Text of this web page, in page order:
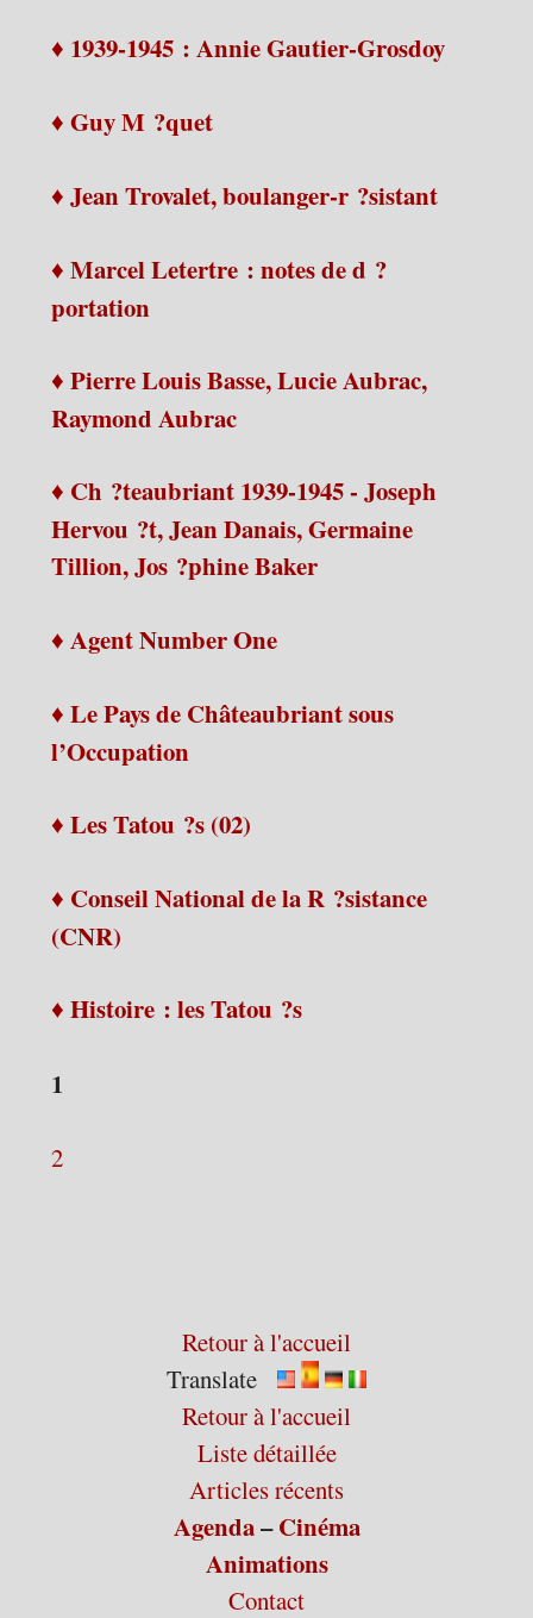
♦ 1939-1945 : Annie Gautier-Grosdoy
♦ Guy M ?quet
♦ Jean Trovalet, boulanger-r ?sistant
♦ Marcel Letertre : notes de d ?
portation
♦ Pierre Louis Basse, Lucie Aubrac,
Raymond Aubrac
♦ Ch ?teaubriant 1939-1945 - Joseph
Hervou ?t, Jean Danais, Germaine
Tillion, Jos ?phine Baker
♦ Agent Number One
♦ Le Pays de Châteaubriant sous
l’Occupation
♦ Les Tatou ?s (02)
♦ Conseil National de la R ?sistance
(CNR)
♦ Histoire : les Tatou ?s
1
2
Retour à l'accueil
Translate
Retour à l'accueil
Liste détaillée
Articles récents
Agenda–Cinéma
Animations
Contact